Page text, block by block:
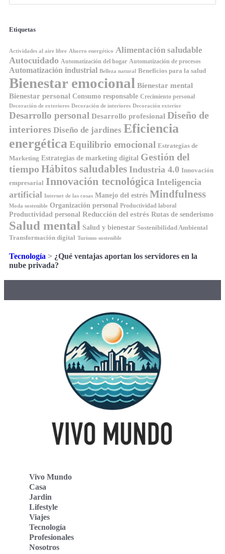
Etiquetas
Actividades al aire libre Ahorro energético Alimentación saludable
Autocuidado Automatización del hogar Automatización de procesos
Automatización industrial Belleza natural Beneficios para la salud
Bienestar emocional Bienestar mental
Bienestar personal Consumo responsable Crecimiento personal
Decoración de exteriores Decoración de interiores Decoración exterior
Desarrollo personal Desarrollo profesional Diseño de
interiores Diseño de jardines Eficiencia
energética Equilibrio emocional Estrategias de
Marketing Estrategias de marketing digital Gestión del
tiempo Hábitos saludables Industria 4.0 Innovación
empresarial Innovación tecnológica Inteligencia
artificial Internet de las cosas Manejo del estrés Mindfulness
Moda sostenible Organización personal Productividad laboral
Productividad personal Reducción del estrés Rutas de senderismo
Salud mental Salud y bienestar Sostenibilidad Ambiental
Transformación digital Turismo sostenible
Tecnología > ¿Qué ventajas aportan los servidores en la
nube privada?
Vivo Mundo
Casa
Jardin
Lifestyle
Viajes
Tecnología
Profesionales
Nosotros